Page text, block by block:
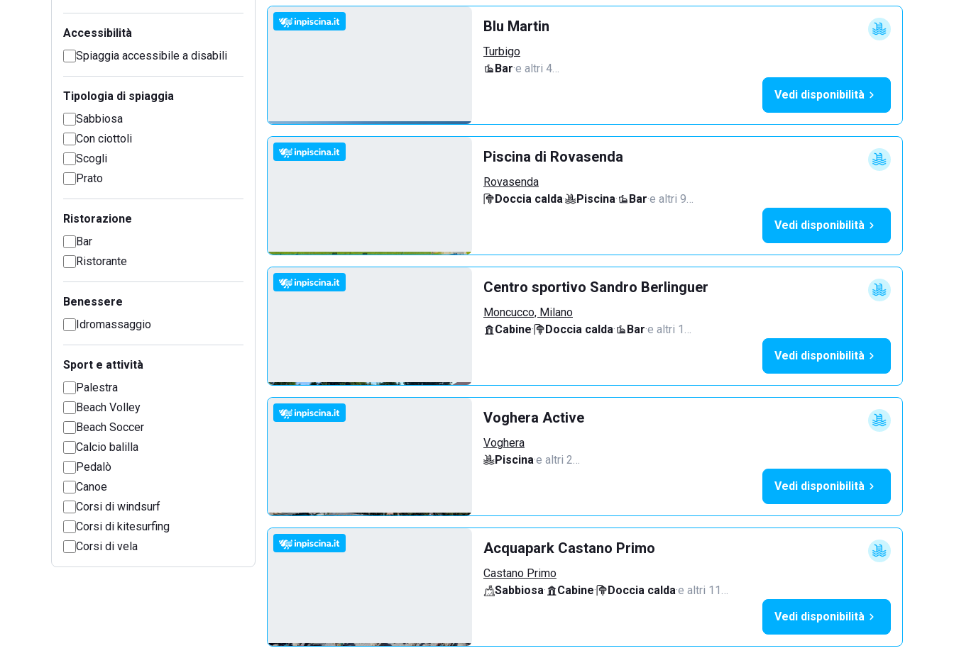
Accessibilità
Spiaggia accessibile a disabili
Tipologia di spiaggia
Sabbiosa
Con ciottoli
Scogli
Prato
Ristorazione
Bar
Ristorante
Benessere
Idromassaggio
Sport e attività
Palestra
Beach Volley
Beach Soccer
Calcio balilla
Pedalò
Canoe
Corsi di windsurf
Corsi di kitesurfing
Corsi di vela
Blu Martin
Turbigo
Bar·e altri 4…
Vedi disponibilità
Piscina di Rovasenda
Rovasenda
Doccia calda· Piscina· Bar·e altri 9…
Vedi disponibilità
Centro sportivo Sandro Berlinguer
Moncucco, Milano
Cabine· Doccia calda· Bar·e altri 1…
Vedi disponibilità
Voghera Active
Voghera
Piscina·e altri 2…
Vedi disponibilità
Acquapark Castano Primo
Castano Primo
Sabbiosa· Cabine· Doccia calda·e altri 11…
Vedi disponibilità